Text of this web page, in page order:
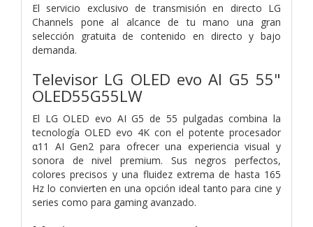
El servicio exclusivo de transmisión en directo LG
Channels pone al alcance de tu mano una gran
selección gratuita de contenido en directo y bajo
demanda.
Televisor LG OLED evo AI G5 55"
OLED55G55LW
El LG OLED evo AI G5 de 55 pulgadas combina la
tecnología OLED evo 4K con el potente procesador
α11 AI Gen2 para ofrecer una experiencia visual y
sonora de nivel premium. Sus negros perfectos,
colores precisos y una fluidez extrema de hasta 165
Hz lo convierten en una opción ideal tanto para cine y
series como para gaming avanzado.